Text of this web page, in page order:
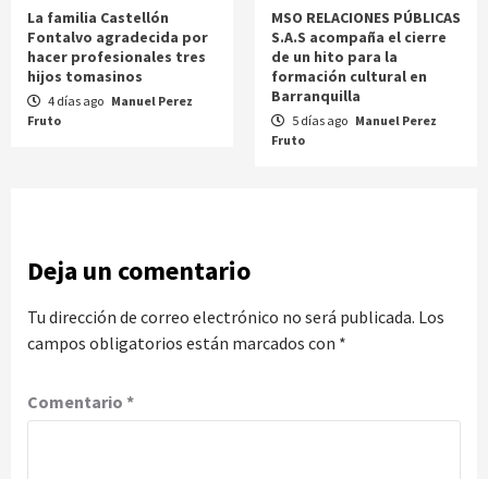
La familia Castellón
Fontalvo agradecida por
hacer profesionales tres
hijos tomasinos
4 días ago Manuel Perez
Fruto
MSO RELACIONES PÚBLICAS
S.A.S acompaña el cierre
de un hito para la
formación cultural en
Barranquilla
5 días ago Manuel Perez
Fruto
Deja un comentario
Tu dirección de correo electrónico no será publicada. Los
campos obligatorios están marcados con *
Comentario *